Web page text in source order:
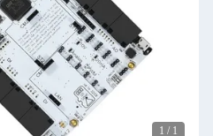
1 / 1